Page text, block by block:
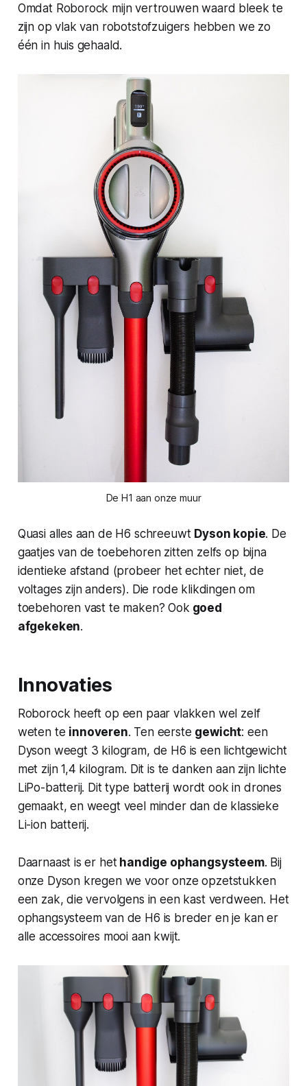
Omdat Roborock mijn vertrouwen waard bleek te
zijn op vlak van robotstofzuigers hebben we zo
één in huis gehaald.
De H1 aan onze muur
Quasi alles aan de H6 schreeuwt Dyson kopie. De
gaatjes van de toebehoren zitten zelfs op bijna
identieke afstand (probeer het echter niet, de
voltages zijn anders). Die rode klikdingen om
toebehoren vast te maken? Ook goed
afgekeken.
Innovaties
Roborock heeft op een paar vlakken wel zelf
weten te innoveren. Ten eerste gewicht: een
Dyson weegt 3 kilogram, de H6 is een lichtgewicht
met zijn 1,4 kilogram. Dit is te danken aan zijn lichte
LiPo-batterij. Dit type batterij wordt ook in drones
gemaakt, en weegt veel minder dan de klassieke
Li-ion batterij.
Daarnaast is er hethandige ophangsysteem. Bij
onze Dyson kregen we voor onze opzetstukken
een zak, die vervolgens in een kast verdween. Het
ophangsysteem van de H6 is breder en je kan er
alle accessoires mooi aan kwijt.